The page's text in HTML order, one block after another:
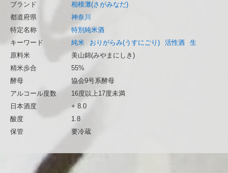
ブランド
相模灘(さがみなだ)
都道府県
神奈川
特定名称
特別純米酒
キーワード
純米 おりがらみ(うすにごり) 活性酒
生
原料米
美山錦(みやまにしき)
精米歩合
55%
酵母
協会9号系酵母
アルコール度数
16度以上17度未満
日本酒度
+ 8.0
酸度
1.8
保管
要冷蔵